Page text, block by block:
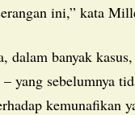
ini,” kata
yang sebelumnya
kemunafikan